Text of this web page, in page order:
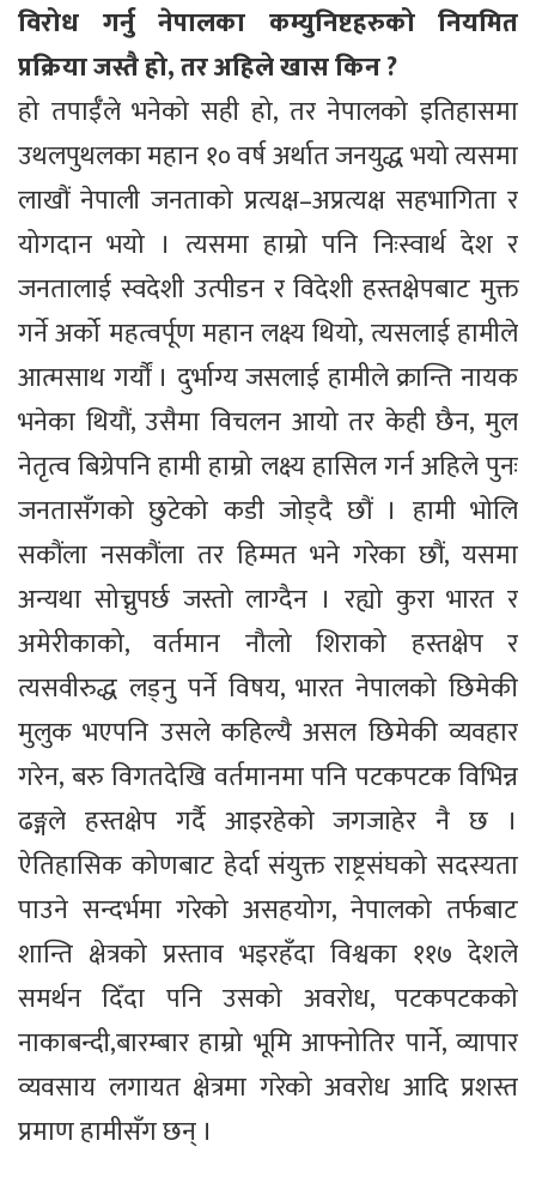
विरोध गर्नु नेपालका कम्युनिष्टहरुको नियमित
प्रक्रिया जस्तै हो, तर अहिले खास किन ?
हो तपाईँले भनेको सही हो, तर नेपालको इतिहासमा
उथलपुथलका महान १० वर्ष अर्थात जनयुद्ध भयो त्यसमा
लाखौं नेपाली जनताको प्रत्यक्ष–अप्रत्यक्ष सहभागिता र
योगदान भयो । त्यसमा हाम्रो पनि निःस्वार्थ देश र
जनतालाई स्वदेशी उत्पीडन र विदेशी हस्तक्षेपबाट मुक्त
गर्ने अर्को महत्वर्पूण महान लक्ष्य थियो, त्यसलाई हामीले
आत्मसाथ गर्यौं । दुर्भाग्य जसलाई हामीले क्रान्ति नायक
भनेका थियौं, उसैमा विचलन आयो तर केही छैन, मुल
नेतृत्व बिग्रेपनि हामी हाम्रो लक्ष्य हासिल गर्न अहिले पुनः
जनतासँगको छुटेको कडी जोड्दै छौं । हामी भोलि
सकौंला नसकौंला तर हिम्मत भने गरेका छौं, यसमा
अन्यथा सोच्नुपर्छ जस्तो लाग्दैन । रह्यो कुरा भारत र
अमेरीकाको, वर्तमान नौलो शिराको हस्तक्षेप र
त्यसवीरुद्ध लड्नु पर्ने विषय, भारत नेपालको छिमेकी
मुलुक भएपनि उसले कहिल्यै असल छिमेकी व्यवहार
गरेन, बरु विगतदेखि वर्तमानमा पनि पटकपटक विभिन्न
ढङ्गले हस्तक्षेप गर्दै आइरहेको जगजाहेर नै छ ।
ऐतिहासिक कोणबाट हेर्दा संयुक्त राष्ट्रसंघको सदस्यता
पाउने सन्दर्भमा गरेको असहयोग, नेपालको तर्फबाट
शान्ति क्षेत्रको प्रस्ताव भइरहँदा विश्वका ११७ देशले
समर्थन दिँदा पनि उसको अवरोध, पटकपटकको
नाकाबन्दी,बारम्बार हाम्रो भूमि आफ्नोतिर पार्ने, व्यापार
व्यवसाय लगायत क्षेत्रमा गरेको अवरोध आदि प्रशस्त
प्रमाण हामीसँग छन् ।